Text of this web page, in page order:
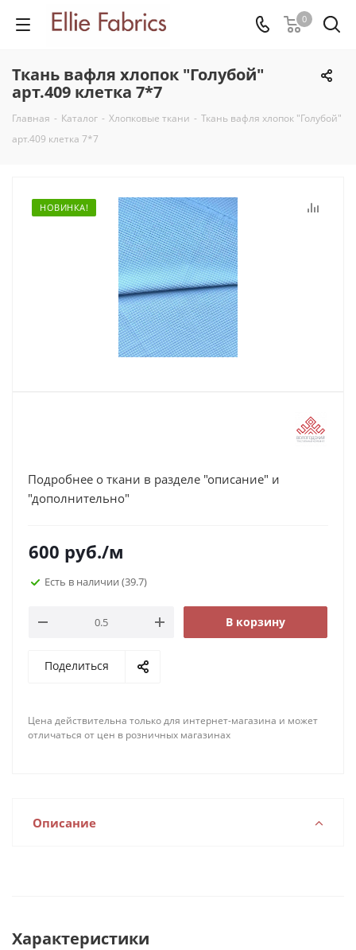
0
Ткань вафля хлопок "Голубой"
арт.409 клетка 7*7
Главная - Каталог - Хлопковые ткани - Ткань вафля хлопок "Голубой"
арт.409 клетка 7*7
НОВИНКА!
Подробнее о ткани в разделе "описание" и
"дополнительно"
600 руб./м
Есть в наличии (39.7)
В корзину
Поделиться
Цена действительна только для интернет-магазина и может
отличаться от цен в розничных магазинах
Описание
Характеристики